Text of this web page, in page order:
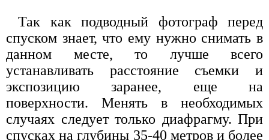
Так как подводный фотограф перед
спуском знает, что ему нужно снимать в
данном месте, то лучше всего
устанавливать расстояние съемки и
экспозицию заранее, еще на
поверхности. Менять в необходимых
случаях следует только диафрагму. При
спусках на глубины 35-40 метров и более